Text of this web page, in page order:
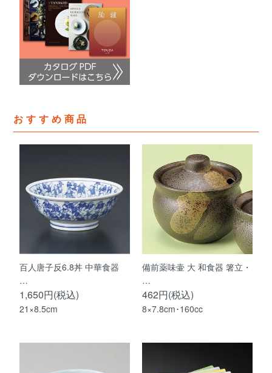
おすすめ商品
百人唐子反6.8丼 中華食器
…
1,650円(税込)
21×8.5cm
備前薬味壷 大 和食器 箸立・
…
462円(税込)
8×7.8cm･160cc